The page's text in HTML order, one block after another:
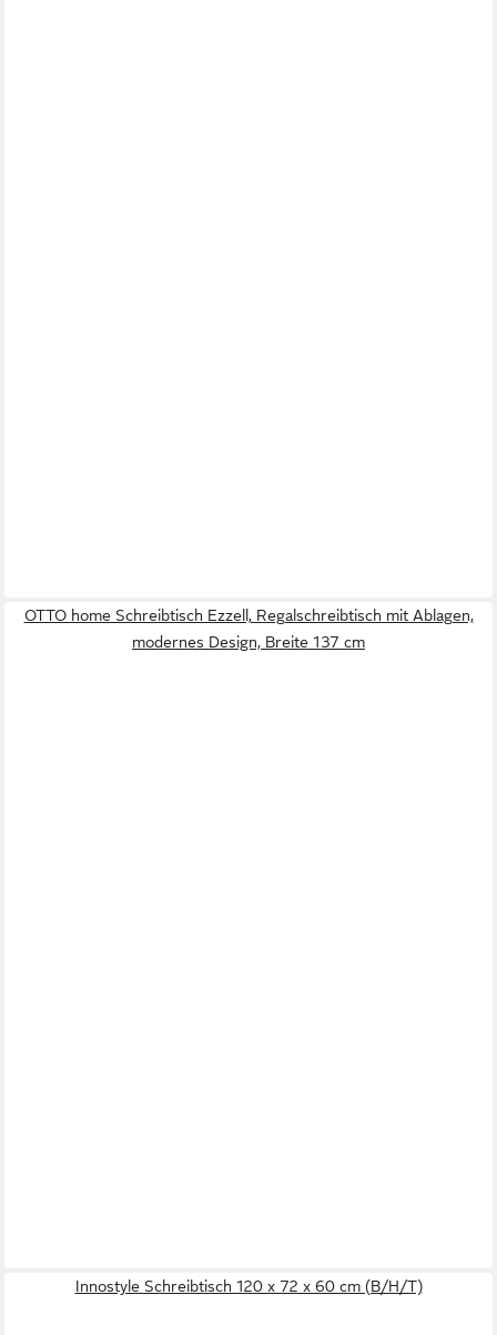
OTTO home Schreibtisch Ezzell, Regalschreibtisch mit Ablagen,
modernes Design, Breite 137 cm
Innostyle Schreibtisch 120 x 72 x 60 cm (B/H/T)